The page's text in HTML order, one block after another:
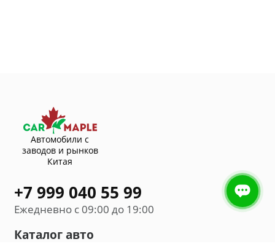
Автомобили с
заводов и рынков
Китая
+7 999 040 55 99
Ежедневно с 09:00 до 19:00
Каталог авто